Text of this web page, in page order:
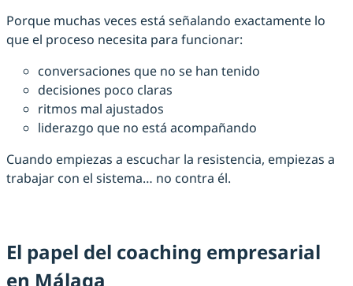
Porque muchas veces está señalando exactamente lo
que el proceso necesita para funcionar:
conversaciones que no se han tenido
decisiones poco claras
ritmos mal ajustados
liderazgo que no está acompañando
Cuando empiezas a escuchar la resistencia, empiezas a
trabajar con el sistema… no contra él.
El papel del coaching empresarial